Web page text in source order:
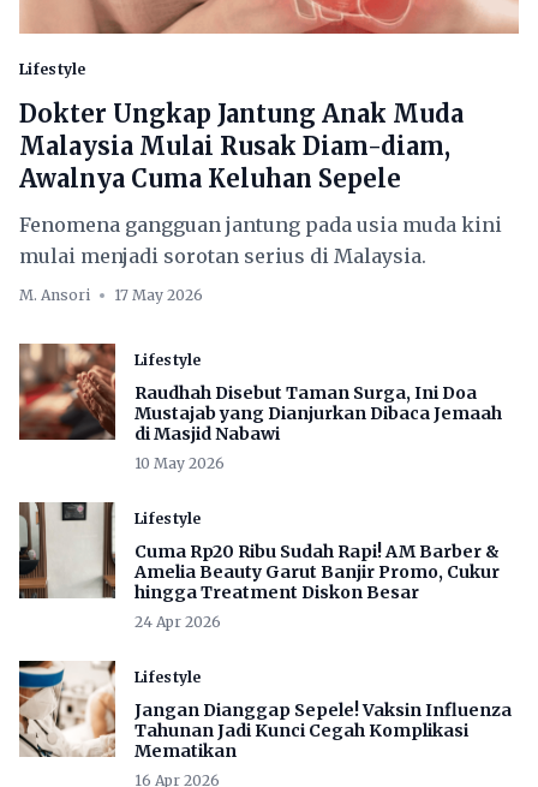
Lifestyle
Dokter Ungkap Jantung Anak Muda
Malaysia Mulai Rusak Diam-diam,
Awalnya Cuma Keluhan Sepele
Fenomena gangguan jantung pada usia muda kini
mulai menjadi sorotan serius di Malaysia.
M. Ansori 17 May 2026
Lifestyle
Raudhah Disebut Taman Surga, Ini Doa
Mustajab yang Dianjurkan Dibaca Jemaah
di Masjid Nabawi
10 May 2026
Lifestyle
Cuma Rp20 Ribu Sudah Rapi! AM Barber &
Amelia Beauty Garut Banjir Promo, Cukur
hingga Treatment Diskon Besar
24 Apr 2026
Lifestyle
Jangan Dianggap Sepele! Vaksin Influenza
Tahunan Jadi Kunci Cegah Komplikasi
Mematikan
16 Apr 2026